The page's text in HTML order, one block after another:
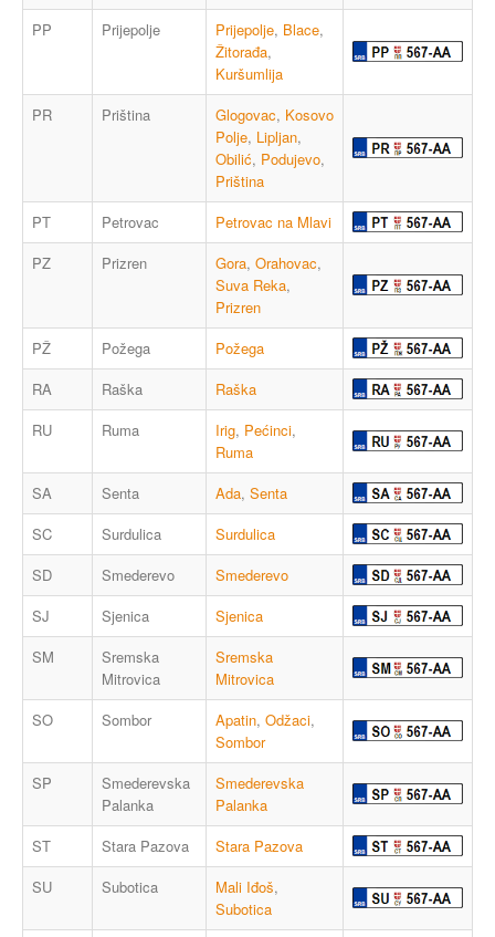
PP
Prijepolje Prijepolje, Blace,
Žitorađa,
Kuršumlija
PR
Priština Glogovac, Kosovo
Polje, Lipljan,
Obilić, Podujevo,
Priština
PT
Petrovac
Petrovac na Mlavi
PZ
Prizren Gora, Orahovac,
Suva Reka,
Prizren
PŽ
Požega
Požega
RA
Raška
Raška
RU
Ruma Irig, Pećinci,
Ruma
SA
Senta Ada, Senta
SC
Surdulica
Surdulica
SD
Smederevo
Smederevo
SJ
Sjenica
Sjenica
SM
Sremska
Mitrovica
Sremska
Mitrovica
SO
Sombor Apatin, Odžaci,
Sombor
SP
Smederevska
Palanka
Smederevska
Palanka
ST
Stara Pazova
Stara Pazova
SU
Subotica Mali Iđoš,
Subotica